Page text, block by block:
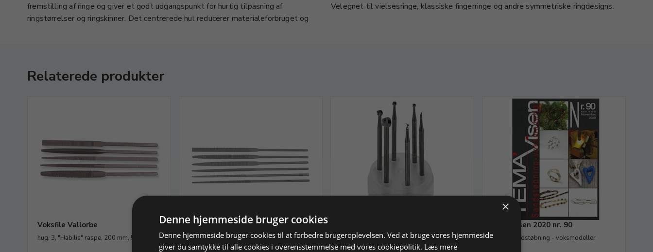
fremstilling af ringe og giver et godt udgangspunkt for hurtig tilpasning af
ringstørrelser og ringskinner. Det centrerede hul reducerer materialeforbruget og
Velegnet til vielsesringe, klassiske fingerringe og andre symmetriske ringdesigns.
Relaterede produkter
Voksfile Vallorbe
hug. 3, "Habilis" raspe, 200 mm, 5 stk.
Voksnålefil, Vallorbe
hug. 4, 140mm, 6 stk
Temavisen 2020 nr. 90
Tema: Sandstøbning - voksmodeller
×
Denne hjemmeside bruger cookies
Denne hjemmeside bruger cookies til at forbedre brugeroplevelsen. Ved at bruge vores hjemmeside
giver du samtykke til alle cookies i overensstemmelse med vores cookiepolitik. Læs mere